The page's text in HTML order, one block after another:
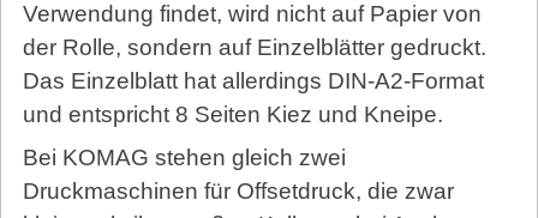
Verwendung findet, wird nicht auf Papier von
der Rolle, sondern auf Einzelblätter gedruckt.
Das Einzelblatt hat allerdings DIN-A2-Format
und entspricht 8 Seiten Kiez und Kneipe.
Bei KOMAG stehen gleich zwei
Druckmaschinen für Offsetdruck, die zwar